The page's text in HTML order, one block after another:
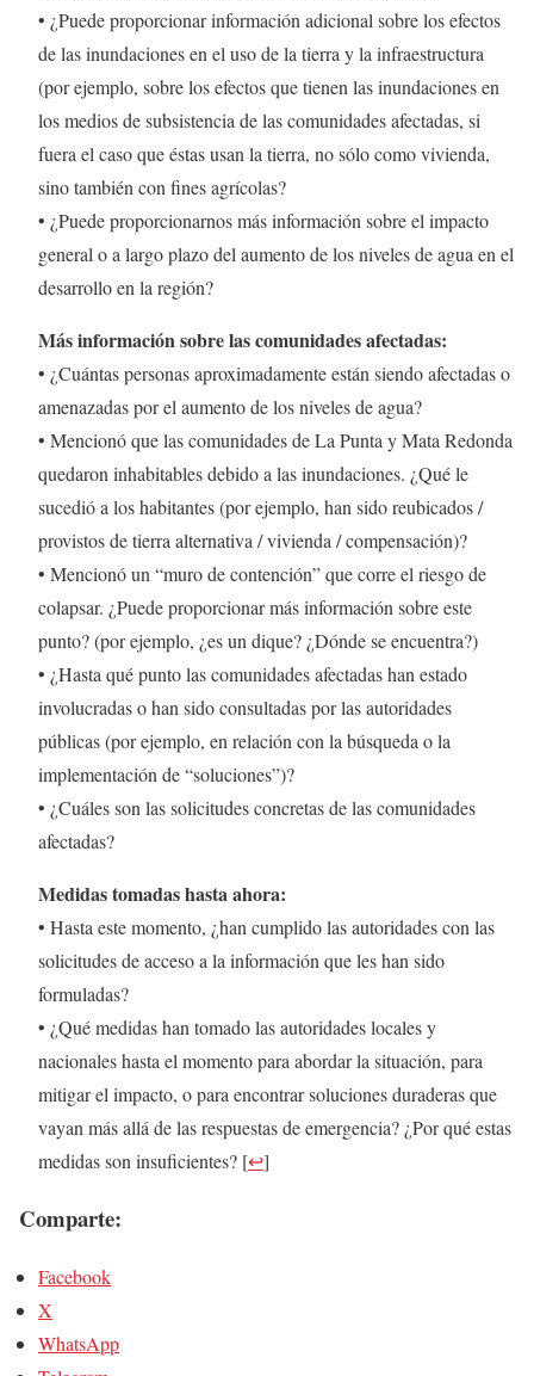
• ¿Puede proporcionar información adicional sobre los efectos
de las inundaciones en el uso de la tierra y la infraestructura
(por ejemplo, sobre los efectos que tienen las inundaciones en
los medios de subsistencia de las comunidades afectadas, si
fuera el caso que éstas usan la tierra, no sólo como vivienda,
sino también con fines agrícolas?
• ¿Puede proporcionarnos más información sobre el impacto
general o a largo plazo del aumento de los niveles de agua en el
desarrollo en la región?
Más información sobre las comunidades afectadas:
• ¿Cuántas personas aproximadamente están siendo afectadas o
amenazadas por el aumento de los niveles de agua?
• Mencionó que las comunidades de La Punta y Mata Redonda
quedaron inhabitables debido a las inundaciones. ¿Qué le
sucedió a los habitantes (por ejemplo, han sido reubicados /
provistos de tierra alternativa / vivienda / compensación)?
• Mencionó un “muro de contención” que corre el riesgo de
colapsar. ¿Puede proporcionar más información sobre este
punto? (por ejemplo, ¿es un dique? ¿Dónde se encuentra?)
• ¿Hasta qué punto las comunidades afectadas han estado
involucradas o han sido consultadas por las autoridades
públicas (por ejemplo, en relación con la búsqueda o la
implementación de “soluciones”)?
• ¿Cuáles son las solicitudes concretas de las comunidades
afectadas?
Medidas tomadas hasta ahora:
• Hasta este momento, ¿han cumplido las autoridades con las
solicitudes de acceso a la información que les han sido
formuladas?
• ¿Qué medidas han tomado las autoridades locales y
nacionales hasta el momento para abordar la situación, para
mitigar el impacto, o para encontrar soluciones duraderas que
vayan más allá de las respuestas de emergencia? ¿Por qué estas
medidas son insuficientes? [↩]
Comparte:
Facebook
X
WhatsApp